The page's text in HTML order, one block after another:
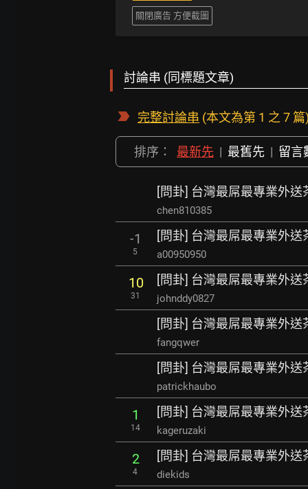
關閉廣告 方便截圖
討論串 (同標題文章)
完整討論串 (本文為第 1 之 7
排序： 最新先 | 最舊先 | 留言
[問卦] 台灣最屌最專業外送
chen810385
-1
5
[問卦] 台灣最屌最專業外送
a00950950
10
31
[問卦] 台灣最屌最專業外送
johnddy0827
[問卦] 台灣最屌最專業外送
fangqwer
[問卦] 台灣最屌最專業外送
patrickhaubo
1
14
[問卦] 台灣最屌最專業外送
kageruzaki
2
4
[問卦] 台灣最屌最專業外送
diekids